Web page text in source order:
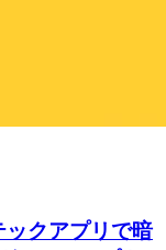
ックアプリで暗